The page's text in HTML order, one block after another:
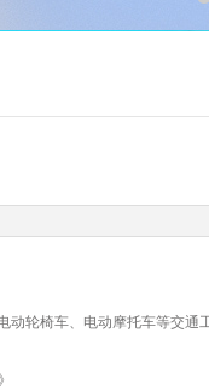
动轮椅车、电动摩托车等交通